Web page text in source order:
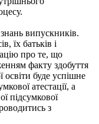
випускників.
їх батьків і
про те, що
факту здобуття
освіти буде успішне
атестації, а
підсумкової
з